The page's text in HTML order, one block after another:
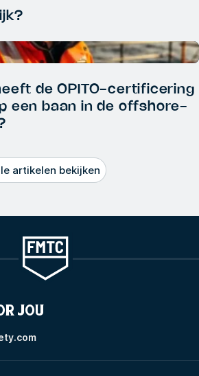
de OPITO-certificering
een baan in de offshore-
artikelen bekijken
JOU